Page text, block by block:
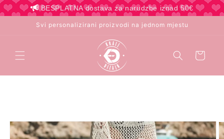
BESPLATNA dostava za narudzbe iznad 50€
Preskoči
na
Svi personalizirani proizvodi na jednom mjestu
Košarica